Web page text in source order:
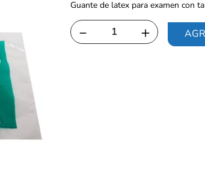
Guante de latex para examen con
＋
－